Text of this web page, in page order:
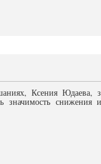
Ксения Юдаева,
значимость